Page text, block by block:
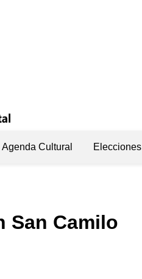
Agenda Cultural Elecciones
San Camilo